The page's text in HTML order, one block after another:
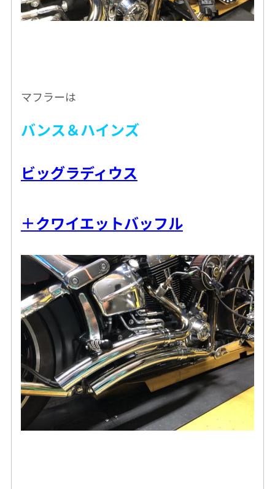
マフラーは
バンス＆ハインズ
ビッグラディウス
＋クワイエットバッフル